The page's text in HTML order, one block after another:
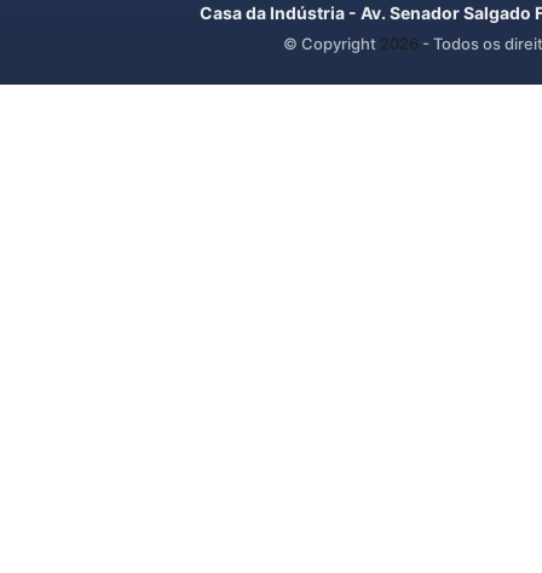
Casa da Indústria - Av. Senador
© Copyright 2026 - Todos os